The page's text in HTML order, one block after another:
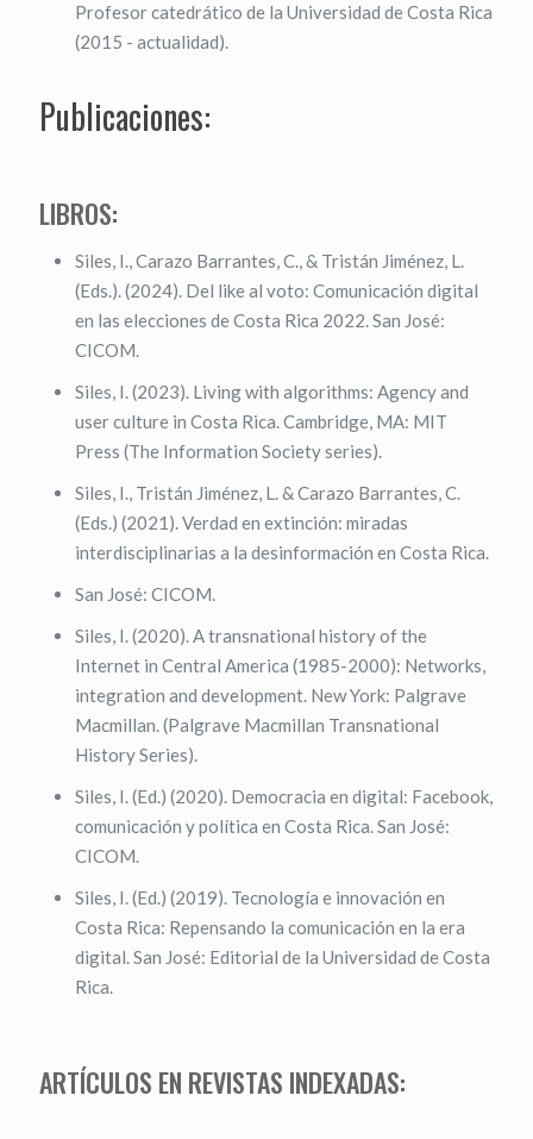
Profesor catedrático de la Universidad de Costa Rica
(2015 - actualidad).
Publicaciones:
LIBROS:
Siles, I., Carazo Barrantes, C., & Tristán Jiménez, L.
(Eds.). (2024). Del like al voto: Comunicación digital
en las elecciones de Costa Rica 2022. San José:
CICOM.
Siles, I. (2023). Living with algorithms: Agency and
user culture in Costa Rica. Cambridge, MA: MIT
Press (The Information Society series).
Siles, I., Tristán Jiménez, L. & Carazo Barrantes, C.
(Eds.) (2021). Verdad en extinción: miradas
interdisciplinarias a la desinformación en Costa Rica.
San José: CICOM.
Siles, I. (2020). A transnational history of the
Internet in Central America (1985-2000): Networks,
integration and development. New York: Palgrave
Macmillan. (Palgrave Macmillan Transnational
History Series).
Siles, I. (Ed.) (2020). Democracia en digital: Facebook,
comunicación y política en Costa Rica. San José:
CICOM.
Siles, I. (Ed.) (2019). Tecnología e innovación en
Costa Rica: Repensando la comunicación en la era
digital. San José: Editorial de la Universidad de Costa
Rica.
ARTÍCULOS EN REVISTAS INDEXADAS: